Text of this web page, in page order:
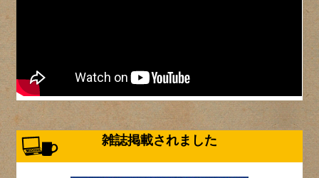
雑誌掲載されました